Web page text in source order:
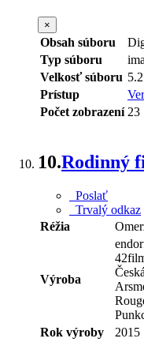
×
Obsah súboru
Typ súboru
Velkosť súboru
Prístup
Počet zobrazení 23
10.Rodinný
Poslať
Trvalý odkaz
Réžia
Výroba
Rok výroby
2015